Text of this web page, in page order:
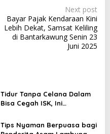
Next post
Bayar Pajak Kendaraan Kini
Lebih Dekat, Samsat Keliling
di Bantarkawung Senin 23
Juni 2025
Tidur Tanpa Celana Dalam
Bisa Cegah ISK, Ini
Tips Nyaman Berpuasa bagi